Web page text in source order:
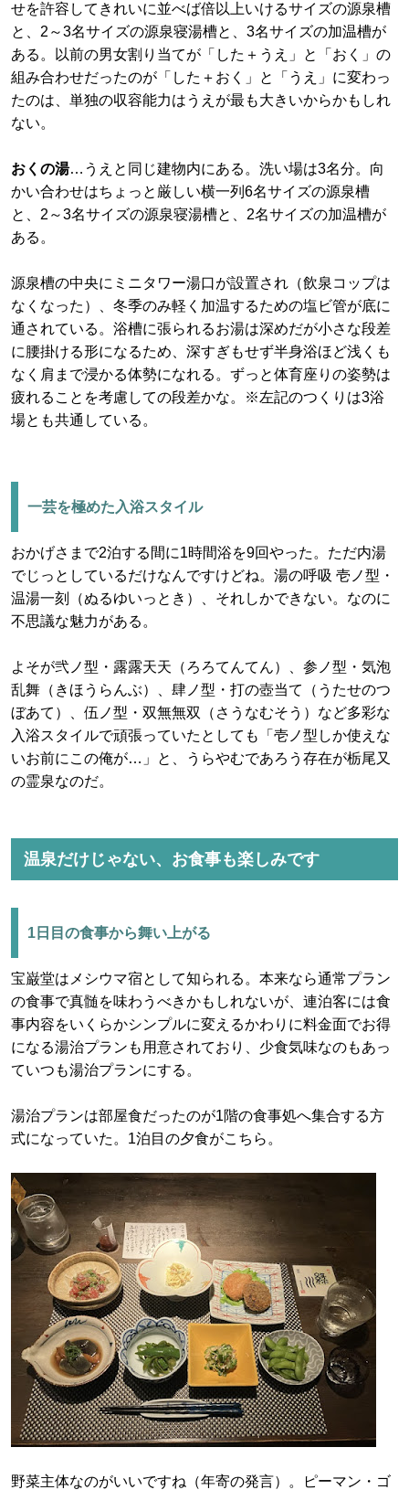
せを許容してきれいに並べば倍以上いけるサイズの源泉槽
と、2～3名サイズの源泉寝湯槽と、3名サイズの加温槽が
ある。以前の男女割り当てが「した＋うえ」と「おく」の
組み合わせだったのが「した＋おく」と「うえ」に変わっ
たのは、単独の収容能力はうえが最も大きいからかもしれ
ない。
おくの湯…うえと同じ建物内にある。洗い場は3名分。向
かい合わせはちょっと厳しい横一列6名サイズの源泉槽
と、2～3名サイズの源泉寝湯槽と、2名サイズの加温槽が
ある。
源泉槽の中央にミニタワー湯口が設置され（飲泉コップは
なくなった）、冬季のみ軽く加温するための塩ビ管が底に
通されている。浴槽に張られるお湯は深めだが小さな段差
に腰掛ける形になるため、深すぎもせず半身浴ほど浅くも
なく肩まで浸かる体勢になれる。ずっと体育座りの姿勢は
疲れることを考慮しての段差かな。※左記のつくりは3浴
場とも共通している。
一芸を極めた入浴スタイル
おかげさまで2泊する間に1時間浴を9回やった。ただ内湯
でじっとしているだけなんですけどね。湯の呼吸 壱ノ型・
温湯一刻（ぬるゆいっとき）、それしかできない。なのに
不思議な魅力がある。
よそが弐ノ型・露露天天（ろろてんてん）、参ノ型・気泡
乱舞（きほうらんぶ）、肆ノ型・打の壺当て（うたせのつ
ぼあて）、伍ノ型・双無無双（さうなむそう）など多彩な
入浴スタイルで頑張っていたとしても「壱ノ型しか使えな
いお前にこの俺が…」と、うらやむであろう存在が栃尾又
の霊泉なのだ。
温泉だけじゃない、お食事も楽しみです
1日目の食事から舞い上がる
宝巌堂はメシウマ宿として知られる。本来なら通常プラン
の食事で真髄を味わうべきかもしれないが、連泊客には食
事内容をいくらかシンプルに変えるかわりに料金面でお得
になる湯治プランも用意されており、少食気味なのもあっ
ていつも湯治プランにする。
湯治プランは部屋食だったのが1階の食事処へ集合する方
式になっていた。1泊目の夕食がこちら。
野菜主体なのがいいですね（年寄の発言）。ピーマン・ゴ